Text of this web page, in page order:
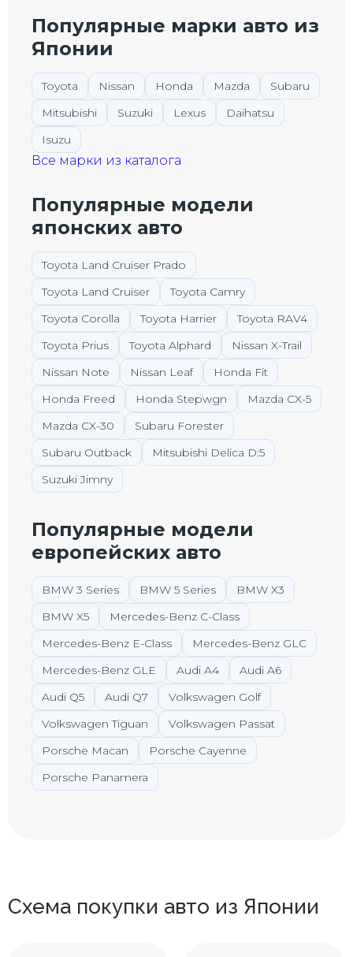
Популярные марки авто из
Японии
Toyota Nissan Honda Mazda
Subaru
Mitsubishi
Suzuki Lexus
Daihatsu
Isuzu
Все марки из каталога
Популярные модели
японских авто
Toyota Land Cruiser Prado
Toyota Land Cruiser
Toyota Camry
Toyota Corolla
Toyota Harrier
Toyota RAV4
Toyota Prius
Toyota Alphard
Nissan X-Trail
Nissan Note
Nissan Leaf
Honda Fit
Honda Freed
Honda Stepwgn
Mazda CX-5
Mazda CX-30
Subaru Forester
Subaru Outback
Mitsubishi Delica D:5
Suzuki Jimny
Популярные модели
европейских авто
BMW 3 Series BMW 5 Series
BMW X3
BMW X5
Mercedes-Benz C-Class
Mercedes-Benz E-Class
Mercedes-Benz GLC
Mercedes-Benz GLE
Audi A4
Audi A6
Audi Q5
Audi Q7
Volkswagen Golf
Volkswagen Tiguan
Volkswagen Passat
Porsche Macan
Porsche Cayenne
Porsche Panamera
Схема покупки авто из Японии